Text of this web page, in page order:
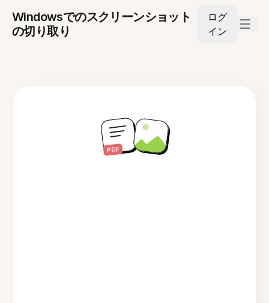
Windowsでのスクリーンショット
の切り取り
ログ
イン